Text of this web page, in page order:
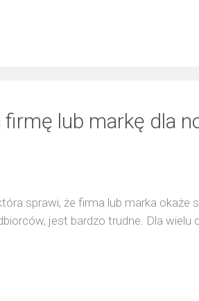
lub markę dla
sprawi, że firma lub marka okaże
jest bardzo trudne. Dla wielu